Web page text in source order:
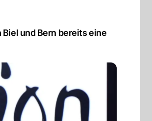
Biel und Bern bereits eine